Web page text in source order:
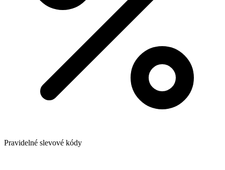
Pravidelné slevové kódy